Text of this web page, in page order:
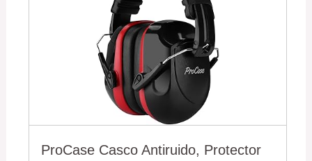
ProCase Casco Antiruido, Protector